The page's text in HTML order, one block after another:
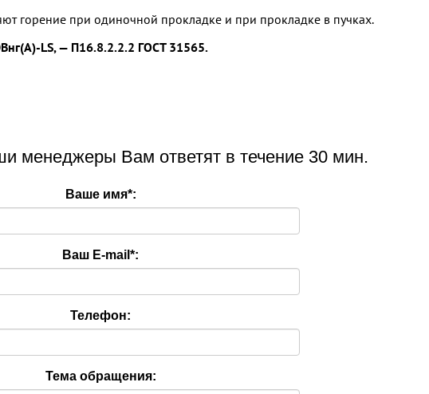
горение при одиночной прокладке и при прокладке в пучках.
LS, — П16.8.2.2.2 ГОСТ 31565.
менеджеры Вам ответят в течение 30 мин.
Ваше имя*:
Ваш E-mail *:
Телефон:
Тема обращения: